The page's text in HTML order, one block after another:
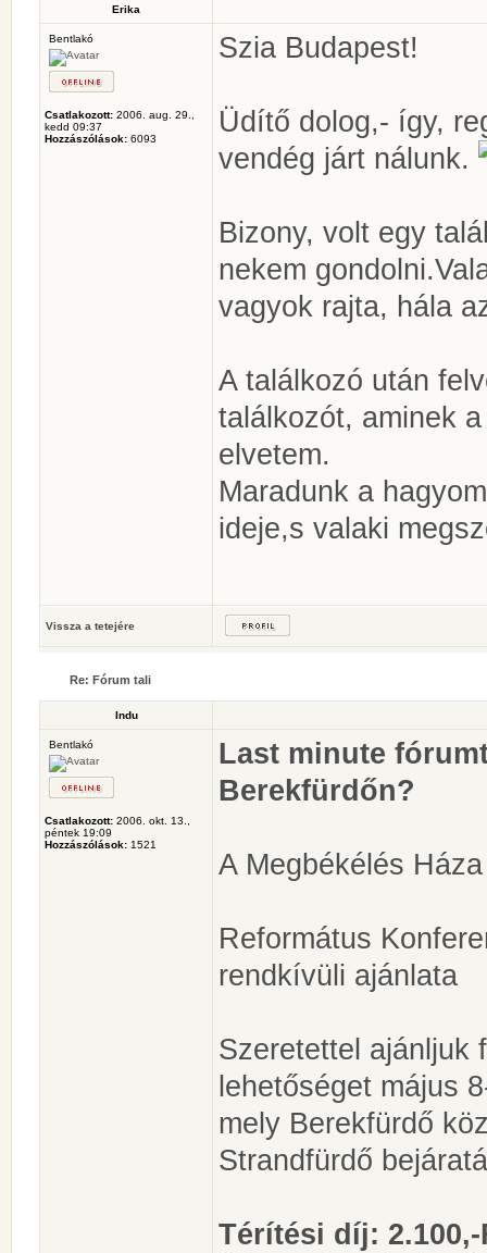
Erika
Bentlakó
Csatlakozott: 2006. aug. 29.,
kedd 09:37
Hozzászólások: 6093
Szia Budapest!
Üdítő dolog,- így,
vendég járt nálunk.
Bizony, volt egy
nekem
vagyok rajta, hála
A találkozó után
találkozót, aminek
elvetem.
Maradunk a
ideje,s valaki
Vissza a tetejére
Re: Fórum tali
Indu
Bentlakó
Csatlakozott: 2006. okt. 13.,
péntek 19:09
Hozzászólások: 1521
Last minute
Berekfürdőn?
A Megbékélés Háza
Református
rendkívüli ajánlata
Szeretettel ajánljuk
lehetőséget május
mely Berekfürdő
Strandfürdő
Térítési díj: